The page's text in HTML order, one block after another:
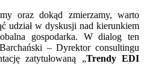
oraz dokąd zmierzamy, warto
udział w dyskusji nad kierunkiem
gospodarka. W dialog ten
– Dyrektor consultingu
zatytułowaną „Trendy EDI